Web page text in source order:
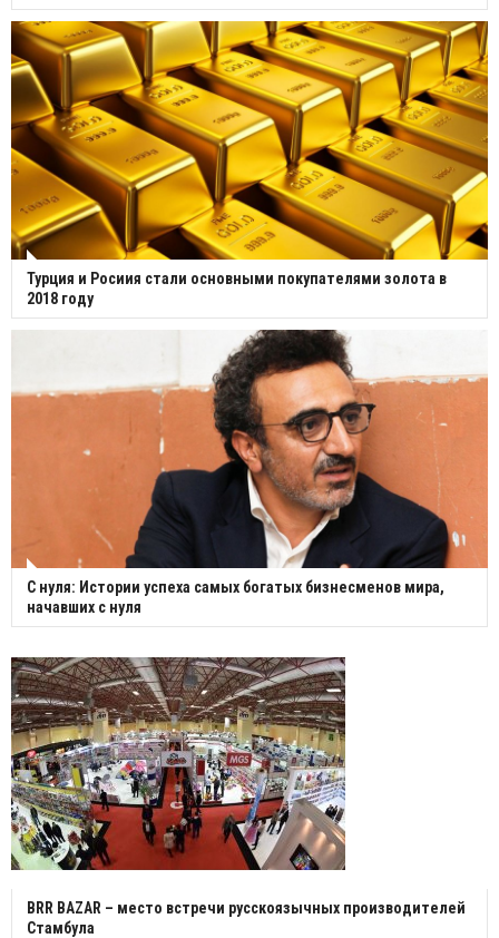
Турция и Росиия стали основными покупателями золота в
2018 году
С нуля: Истории успеха самых богатых бизнесменов мира,
начавших с нуля
BRR BAZAR – место встречи русскоязычных производителей
Стамбула